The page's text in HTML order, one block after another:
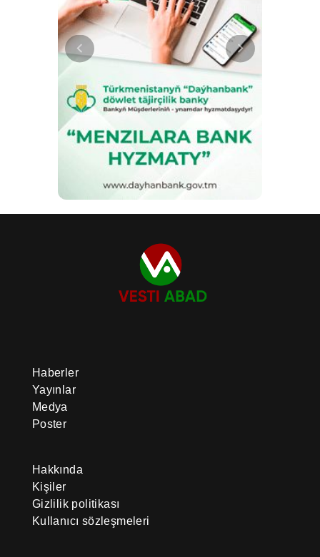
Haberler
Yayınlar
Medya
Poster
Hakkında
Kişiler
Gizlilik politikası
Kullanıcı sözleşmeleri